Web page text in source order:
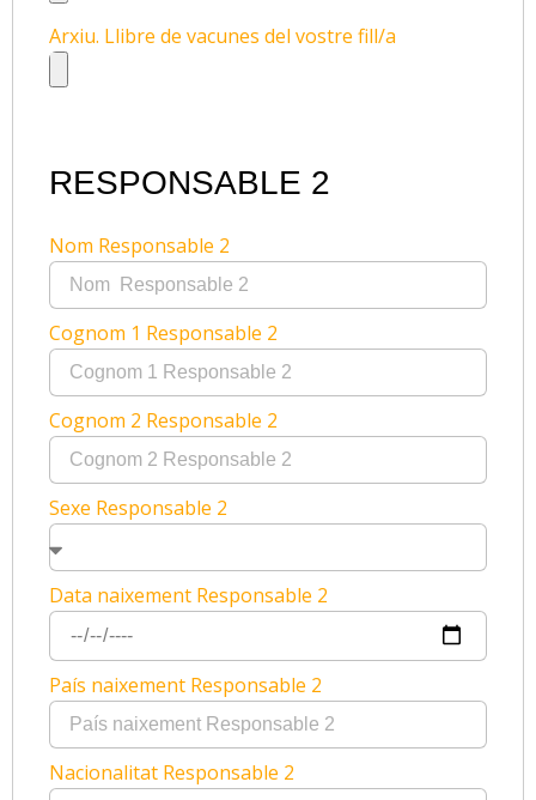
Arxiu. Llibre de vacunes del vostre fill/a
RESPONSABLE 2
Nom Responsable 2
Cognom 1 Responsable 2
Cognom 2 Responsable 2
Sexe Responsable 2
Data naixement Responsable 2
País naixement Responsable 2
Nacionalitat Responsable 2